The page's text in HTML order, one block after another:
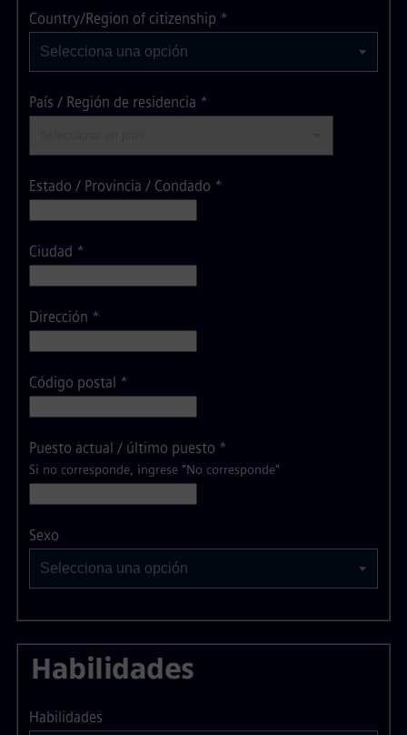
Country/Region of citizenship *
Selecciona una opción
País / Región de residencia *
Estado / Provincia / Condado *
Ciudad *
Dirección *
Código postal *
Puesto actual / último puesto *
Si no corresponde, ingrese "No corresponde"
Sexo
Selecciona una opción
Habilidades
Habilidades